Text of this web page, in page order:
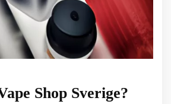
Shop Sverige?